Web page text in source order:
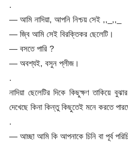
.
— আমি নাদিয়া, আপনি নিশ্চয় সেই ,,_,,_
— জ্বি আমি সেই বিরক্তিকর ছেলেটি।
— বসতে পারি ?
— অবশ্যই, বসুন প্লীজ।
.
নাদিয়া ছেলেটির দিকে কিছুক্ষণ তাকিয়ে
দেখেছে কিনা কিন্তু কিছুতেই মনে করতে
.
— আচ্ছা আমি কি আপনাকে চিনি বা পূর্ব